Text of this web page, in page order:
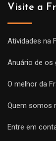
Visite a
Atividades na
Anuário de os
O melhor da
Quem somos
Entre em